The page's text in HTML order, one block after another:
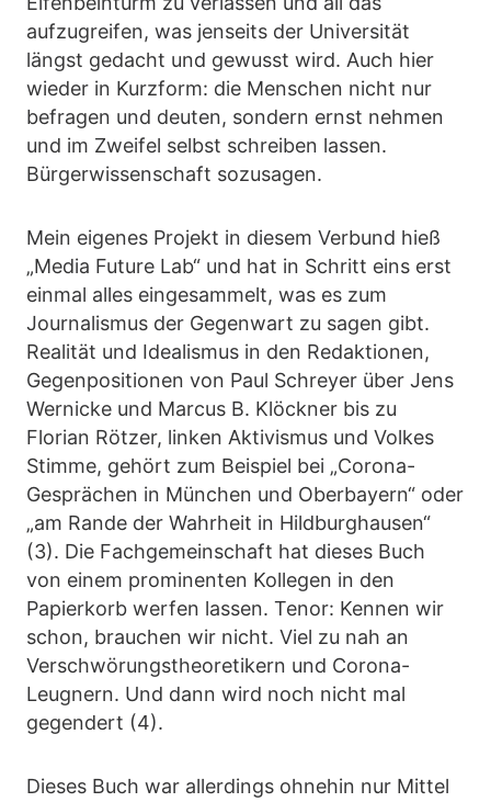
aufzugreifen, was jenseits der Universität
längst gedacht und gewusst wird. Auch hier
wieder in Kurzform: die Menschen nicht nur
befragen und deuten, sondern ernst nehmen
und im Zweifel selbst schreiben lassen.
Bürgerwissenschaft sozusagen.
Mein eigenes Projekt in diesem Verbund hieß
„Media Future Lab“ und hat in Schritt eins erst
einmal alles eingesammelt, was es zum
Journalismus der Gegenwart zu sagen gibt.
Realität und Idealismus in den Redaktionen,
Gegenpositionen von Paul Schreyer über Jens
Wernicke und Marcus B. Klöckner bis zu
Florian Rötzer, linken Aktivismus und Volkes
Stimme, gehört zum Beispiel bei „Corona-
Gesprächen in München und Oberbayern“ oder
„am Rande der Wahrheit in Hildburghausen“
(3). Die Fachgemeinschaft hat dieses Buch
von einem prominenten Kollegen in den
Papierkorb werfen lassen. Tenor: Kennen wir
schon, brauchen wir nicht. Viel zu nah an
Verschwörungstheoretikern und Corona-
Leugnern. Und dann wird noch nicht mal
gegendert (4).
Dieses Buch war allerdings ohnehin nur Mittel